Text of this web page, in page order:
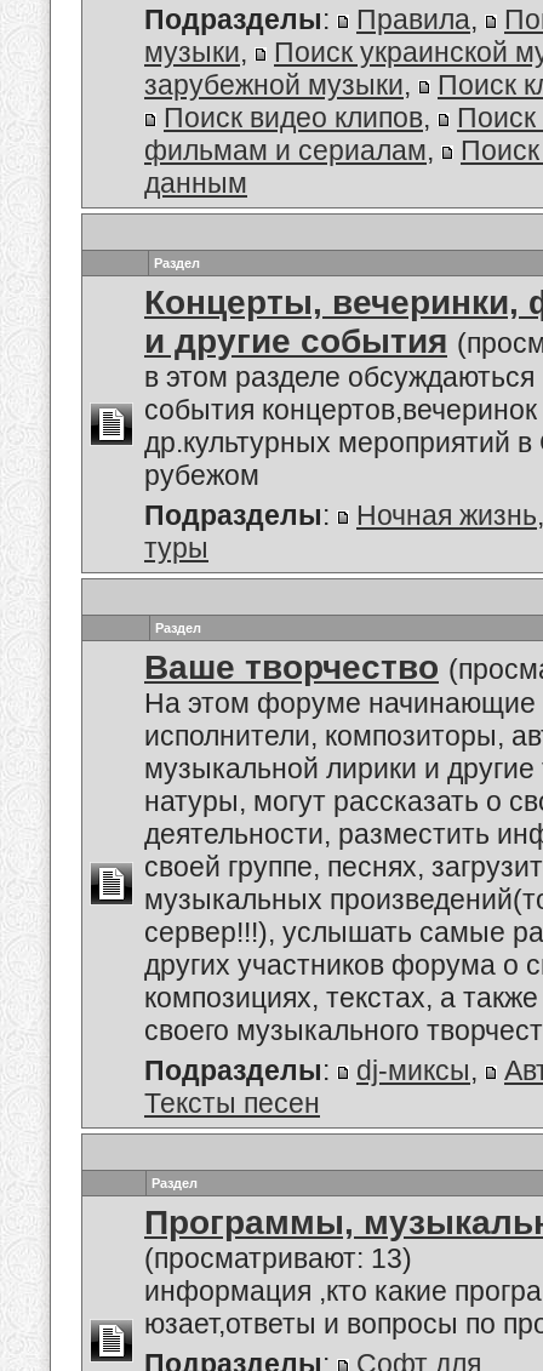
Подразделы: Правила,
музыки,
Поиск украинской
зарубежной музыки,
Поиск
Поиск видео клипов,
Поиск
фильмам и сериалам,
данным
Раздел
Концерты, вечеринки,
и другие события
в этом разделе
события
др.культурных мероприятий
рубежом
Подразделы: Ночная жизнь
туры
Раздел
Ваше творчество
На этом форуме начинающие
исполнители, композиторы,
музыкальной лирики и другие
натуры, могут рассказать о
деятельности, разместить
своей группе, песнях,
музыкальных
сервер!!!), услышать самые
других участников форума о
композициях, текстах, а
своего музыкального
Подразделы: dj-миксы,
Тексты песен
Раздел
Программы,
(просматривают: 13)
информация ,кто какие
юзает,ответы и вопросы по
Подразделы: Софт для